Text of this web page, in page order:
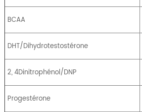
BCAA
DHT/Dihydrotestostérone
2, 4Dinitrophénol/DNP
Progestérone